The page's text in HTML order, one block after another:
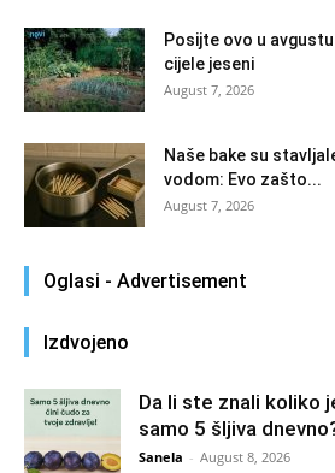
Posijte ovo u
cijele jeseni
August 7, 2026
Naše bake su
vodom: Evo zašto...
August 7, 2026
Oglasi - Advertisement
Izdvojeno
Da li ste znali koliko
samo 5 šljiva
Sanela - August 8, 2026